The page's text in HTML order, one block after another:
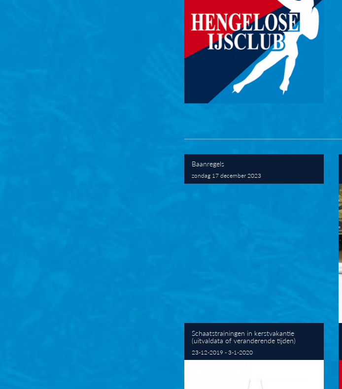
Baanregels
zondag 17 december 2023
Schaatstrainingen in kerstvakantie
(uitvaldata of veranderende tijden)
23-12-2019 - 3-1-2020